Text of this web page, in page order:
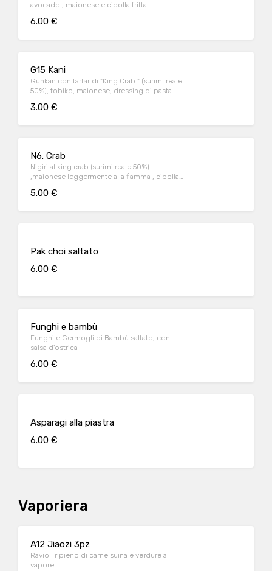
avocado , maionese e cipolla fritta
6.00 €
G15 Kani
Gunkan con tartar di "King Crab " (surimi reale
50%), tobiko, maionese, dressing di pasta
3.00 €
N6. Crab
Nigiri al king crab (surimi reale 50%)
,maionese leggermente alla fiamma , cipolla
5.00 €
Pak choi saltato
6.00 €
Funghi e bambù
Funghi e Germogli di Bambù saltato, con
salsa d'ostrica
6.00 €
Asparagi alla piastra
6.00 €
Vaporiera
A12 Jiaozi 3pz
Ravioli ripieno di carne suina e verdure al
vapore